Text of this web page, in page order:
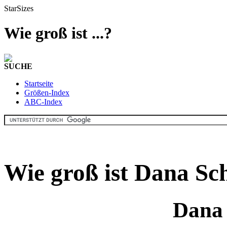
StarSizes
Wie groß ist ...?
SUCHE
Startseite
Größen-Index
ABC-Index
Wie groß ist Dana